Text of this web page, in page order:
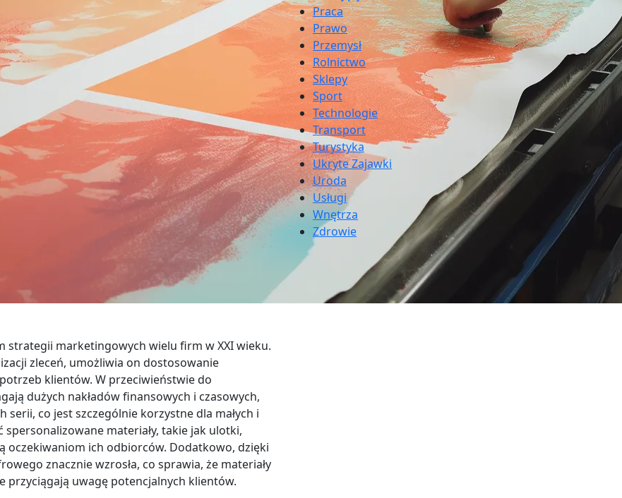
strategii marketingowych wielu firm w XXI wieku.
zleceń, umożliwia on dostosowanie
klientów. W przeciwieństwie do
dużych nakładów finansowych i czasowych,
co jest szczególnie korzystne dla małych i
materiały, takie jak ulotki,
oczekiwaniom ich odbiorców. Dodatkowo, dzięki
znacznie wzrosła, co sprawia, że materiały
przyciągają uwagę potencjalnych klientów.
Praca
Prawo
Przemysł
Rolnictwo
Sklepy
Sport
Technologie
Transport
Turystyka
Ukryte Zajawki
Uroda
Usługi
Wnętrza
Zdrowie